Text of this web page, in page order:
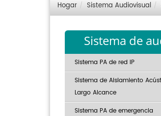
Hogar Sistema Audiovisual
Sistema de
Sistema PA de red IP
Sistema de Aislamiento
Largo Alcance
Sistema PA de emergencia